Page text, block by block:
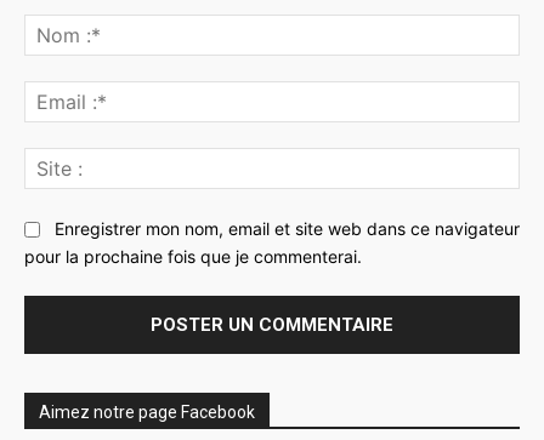
:*
:*
:
Enregistrer mon nom, email et site web dans ce navigateur
pour la prochaine fois que je commenterai.
Aimez notre page Facebook